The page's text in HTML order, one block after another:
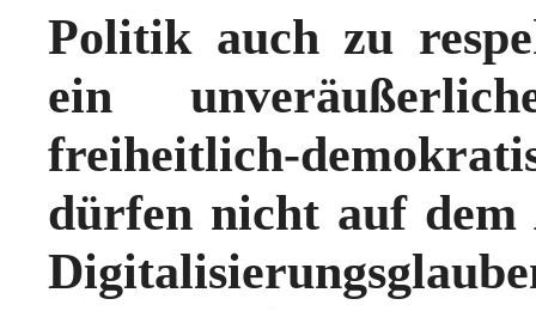
Politik auch zu
ein
freiheitlich-
dürfen nicht auf